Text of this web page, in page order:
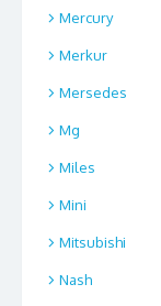
Mercury
Merkur
Mersedes
Mg
Miles
Mini
Mitsubishi
Nash